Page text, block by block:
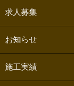
求人募集
お知らせ
施工実績